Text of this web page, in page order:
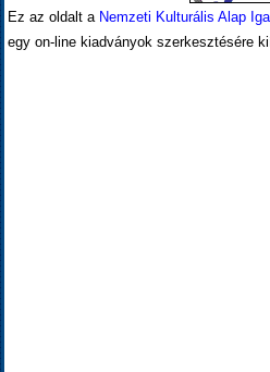
Ez az oldalt a Nemzeti Kulturális Alap
egy on-line kiadványok szerkesztésére